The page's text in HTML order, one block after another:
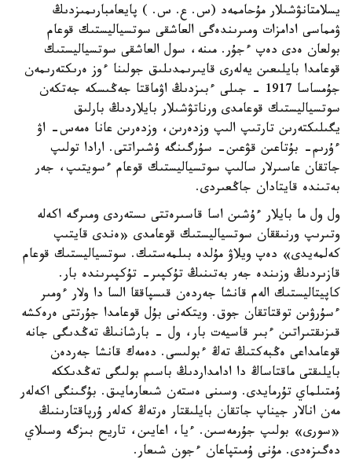
يسلامتانۋشىلار مۇحاممەد (س. ع. س. ) پايعامبارىمىزدىڭ
ۋمماسى ادامزات ومىرىندەگى العاشقى سوتسياليستىك قوعام
بولعان ەدى دەپ ءجۇر. مىنە، سول العاشقى سوتسياليستىك
قوعامدا بايلىعىن يەلەرى قايىرىمدىلىق جولىنا ءوز ەرىكتەرىمەن
جۇمساسا 1917 - جىلى ءبىزدىڭ اۋماقتا جەڭىسكە جەتكەن
سوتسياليستىك قوعامدى ورناتۋشىلار بايلاردىڭ بارلىق
يگىلىكتەرىن تارتىپ الىپ وزدەرىن، وزدەرىن عانا ەمەس- اۋ
ءۇرىم- بۇتاعىن قۋعىن- سۇرگىنگە ۇشىراتتى. ارادا تولىپ
جاتقان عاسىرلار سالىپ سوتسياليستىك قوعام ءسويتىپ، جەر
بەتىندە قايتادان جاڭعىردى.
ول ول ما بايلار ءۇشىن اسا قاسىرەتتى ىستەردى ومىرگە اكەلە
وتىرىپ ورنىققان سوتسياليستىك قوعامدى «ەندى قايتىپ
كەلمەيدى» دەپ ويلاۋ مۇلدە بىلمەستىك. سوتسياليستىك قوعام
قازىردىڭ وزىندە جەر بەتىنىڭ تۇكپىر- تۇكپىرىندە بار.
كاپيتاليستىك الەم قانشا جەردەن قىسپاققا السا دا ولار ءومىر
ءسۇرۋىن توقتاتقان جوق. ويتكەنى بۇل قوعامدا جۇرتتى ەرەكشە
قىزىقتىراتىن ءبىر قاسيەت بار، ول - بارشانىڭ تەڭدىگى جانە
قوعامداعى ەڭبەكتىڭ تەڭ ءبولىسى. دەمەك قانشا جەردەن
بايلىقتى ماقتاساڭ دا ادامداردىڭ باسىم بولىگى تەڭدىككە
ۇمتىلماي تۇرمايدى. وسىنى ەستەن شىعارمايىق. بۇگىنگى اكەلەر
مەن انالار جيناپ جاتقان بايلىقتار ەرتەڭ كەلەر ۇرپاقتارىنىڭ
«سورى» بولىپ جۇرمەسىن. ءيا، اعايىن، تاريح بىزگە وسىلاي
دەگىزەدى. مۇنى ۇمىتپاعان ءجون شىعار.